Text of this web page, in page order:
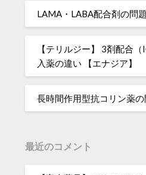
LAMA・LABA配合剤の問題
【テリルジー】 3剤配合
入薬の違い 【エナジア】
長時間作用型抗コリン薬の
最近のコメント